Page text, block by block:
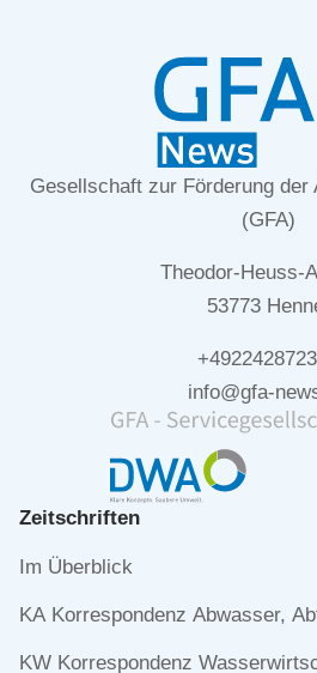
Gesellschaft zur Förderung der
(GFA)
Theodor-Heuss-
53773
info@gfa-
Zeitschriften
Navigation
Im Überblick
KA Korrespondenz Abwasser,
KW Korrespondenz